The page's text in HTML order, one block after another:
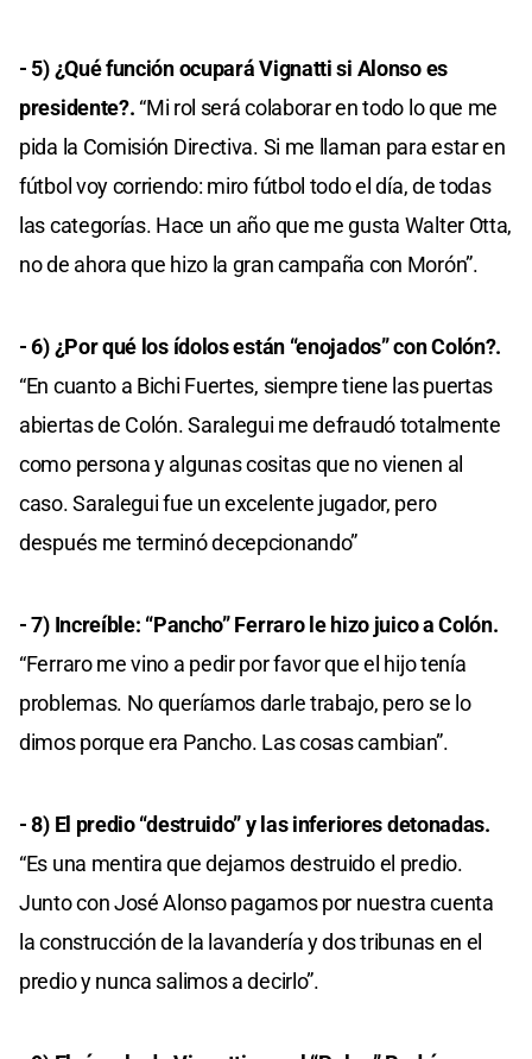
- 5) ¿Qué función ocupará Vignatti si Alonso es
presidente?. “Mi rol será colaborar en todo lo que me
pida la Comisión Directiva. Si me llaman para estar en
fútbol voy corriendo: miro fútbol todo el día, de todas
las categorías. Hace un año que me gusta Walter Otta,
no de ahora que hizo la gran campaña con Morón”.
- 6) ¿Por qué los ídolos están “enojados” con Colón?.
“En cuanto a Bichi Fuertes, siempre tiene las puertas
abiertas de Colón. Saralegui me defraudó totalmente
como persona y algunas cositas que no vienen al
caso. Saralegui fue un excelente jugador, pero
después me terminó decepcionando”
- 7) Increíble: “Pancho” Ferraro le hizo juico a Colón.
“Ferraro me vino a pedir por favor que el hijo tenía
problemas. No queríamos darle trabajo, pero se lo
dimos porque era Pancho. Las cosas cambian”.
- 8) El predio “destruido” y las inferiores detonadas.
“Es una mentira que dejamos destruido el predio.
Junto con José Alonso pagamos por nuestra cuenta
la construcción de la lavandería y dos tribunas en el
predio y nunca salimos a decirlo”.